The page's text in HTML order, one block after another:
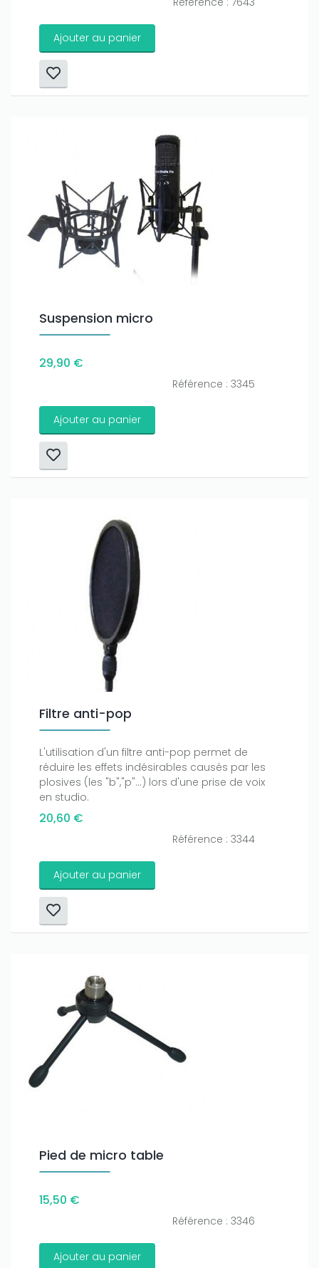
Ajouter au panier
Suspension micro
29,90 €
Référence : 3345
Ajouter au panier
Filtre anti-pop
L'utilisation d'un filtre anti-pop permet de
réduire les effets indésirables causés par les
plosives (les "b","p"...) lors d'une prise de voix
en studio.
20,60 €
Référence : 3344
Ajouter au panier
Pied de micro table
15,50 €
Référence : 3346
Ajouter au panier